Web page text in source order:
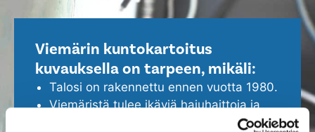
Viemärin kuntokartoitus
kuvauksella on tarpeen, mikäli:
Talosi on rakennettu ennen vuotta 1980.
Viemäristä tulee ikäviä hajuhaittoja ja